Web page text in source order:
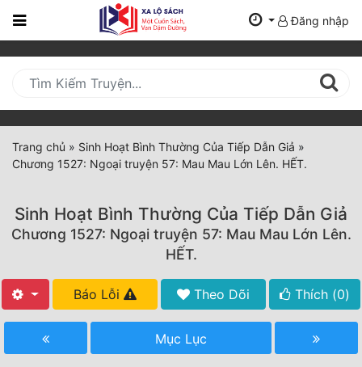
Trang
Mới
Cập
Nhật
(current)
Thể Loại
Truyện Mới Ra
Hoàn Thành
Đăng nhập
Trang chủ » Sinh Hoạt Bình Thường Của Tiếp Dẫn Giả »
Chương 1527: Ngoại truyện 57: Mau Mau Lớn Lên. HẾT.
Sinh Hoạt Bình Thường Của Tiếp Dẫn Giả
Chương 1527: Ngoại truyện 57: Mau Mau Lớn Lên.
HẾT.
Báo Lỗi Theo Dõi Thích (0)
Mục Lục